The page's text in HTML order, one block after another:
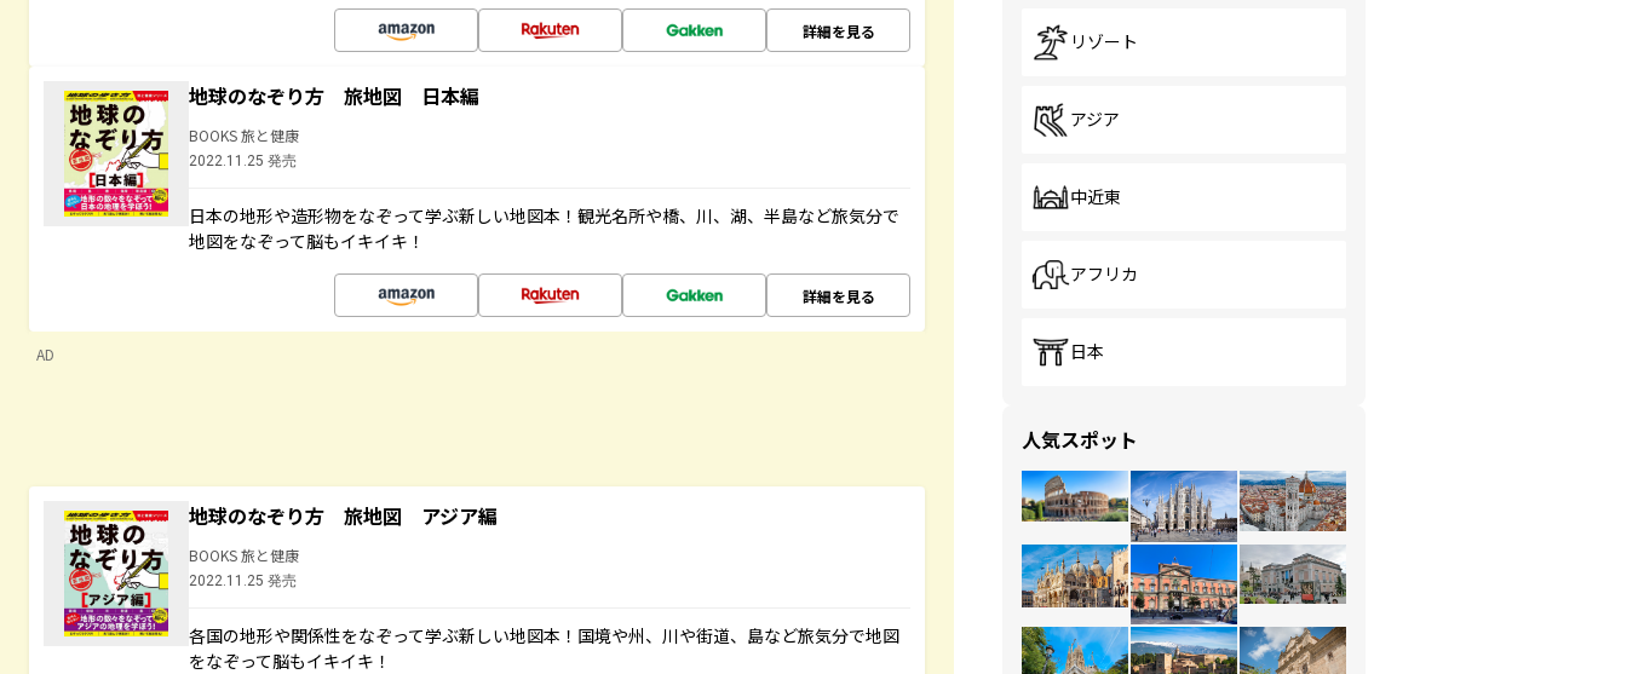
詳細を見る
地球のなぞり方 旅地図 日本編
BOOKS 旅と健康
2022.11.25 発売
日本の地形や造形物をなぞって学ぶ新しい地図本！観光名所や橋、川、湖、半島など旅気分で
地図をなぞって脳もイキイキ！
詳細を見る
AD
地球のなぞり方 旅地図 アジア編
BOOKS 旅と健康
2022.11.25 発売
各国の地形や関係性をなぞって学ぶ新しい地図本！国境や州、川や街道、島など旅気分で地図
をなぞって脳もイキイキ！
リゾート
アジア
中近東
アフリカ
日本
人気スポット